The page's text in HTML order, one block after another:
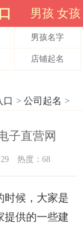
男孩 女孩
男孩名字
店铺起名
口 > 公司起名 >
子直营网
热度：68
时候，大家是
提供的一些建